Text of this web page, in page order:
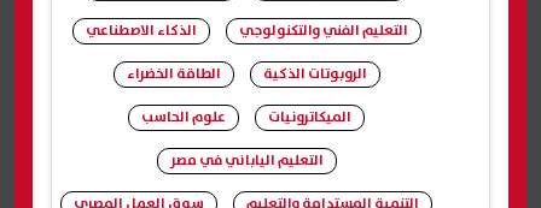
التعليم الفني والتكنولوجي
الذكاء الاصطناعي
الروبوتات الذكية
الطاقة الخضراء
الميكاترونيات
علوم الحاسب
التعليم الياباني في مصر